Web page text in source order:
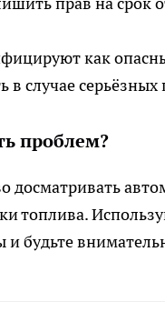
как
в случае серьёзных
проблем?
топлива.
будьте